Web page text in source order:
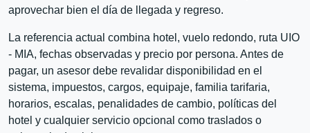
aprovechar bien el día de llegada y regreso.
La referencia actual combina hotel, vuelo redondo, ruta UIO
- MIA, fechas observadas y precio por persona. Antes de
pagar, un asesor debe revalidar disponibilidad en el
sistema, impuestos, cargos, equipaje, familia tarifaria,
horarios, escalas, penalidades de cambio, políticas del
hotel y cualquier servicio opcional como traslados o